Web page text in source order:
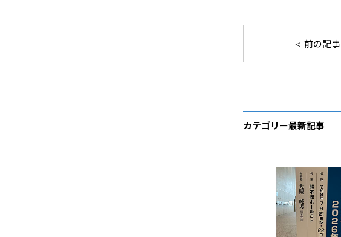
前の記事
カテゴリー最新記事